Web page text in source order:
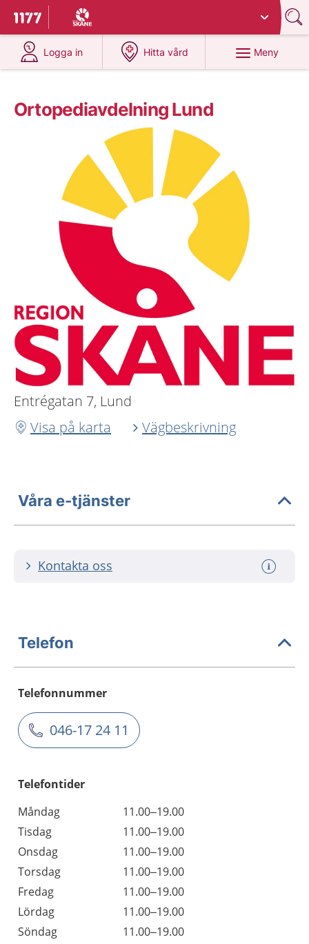
Till startsidan för 1177
Du har valt region
Logga in
på 1177.se
Hitta vård
på 1177.se
Meny
Ortopediavdelning Lund
Entrégatan 7, Lund
Visa på karta
Vägbeskrivning
Våra e-tjänster
Kontakta oss
Telefon
Telefonnummer
046-17 24 11
Telefontider
Måndag
11.00–19.00
Tisdag
11.00–19.00
Onsdag
11.00–19.00
Torsdag
11.00–19.00
Fredag
11.00–19.00
Lördag
11.00–19.00
Söndag
11.00–19.00